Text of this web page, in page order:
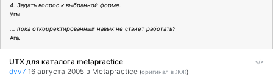
4. Задать вопрос к выбранной форме.
Угм.
... пока откорректированный навык не станет работать?
Ага.
</>
UTX для каталога metapractice
dvv7 16 августа 2005 в Metapractice (оригинал в ЖЖ)